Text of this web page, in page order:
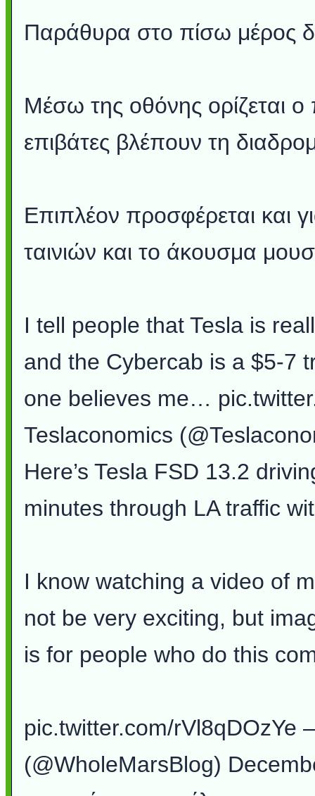
Παράθυρα στο πίσω μέρος
Μέσω της οθόνης ορίζεται ο
επιβάτες βλέπουν τη
Επιπλέον προσφέρεται και
ταινιών και το άκουσμα
I tell people that Tesla is
and the Cybercab is a $5-7
one believes me…
Teslaconomics
Here’s Tesla FSD 13.2
minutes through LA traffic
I know watching a video of
not be very exciting, but
is for people who do this
pic.twitter.com/rVl8qDOzYe
(@WholeMarsBlog)